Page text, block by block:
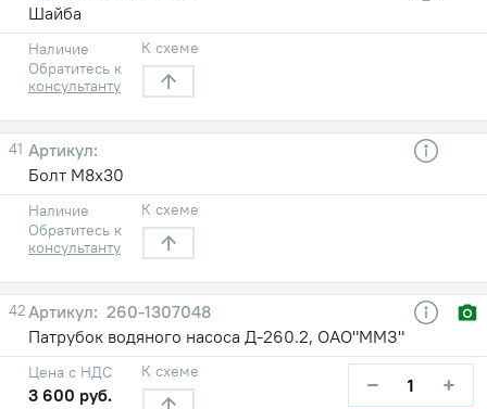
Шайба
Наличие
Обратитесь к
консультанту
К схеме
41
Болт М8х30
Наличие
Обратитесь к
консультанту
К схеме
42
260-1307048
Патрубок водяного насоса Д-260.2, ОАО"ММЗ"
Цена с НДС
3 600 руб.
К схеме − +